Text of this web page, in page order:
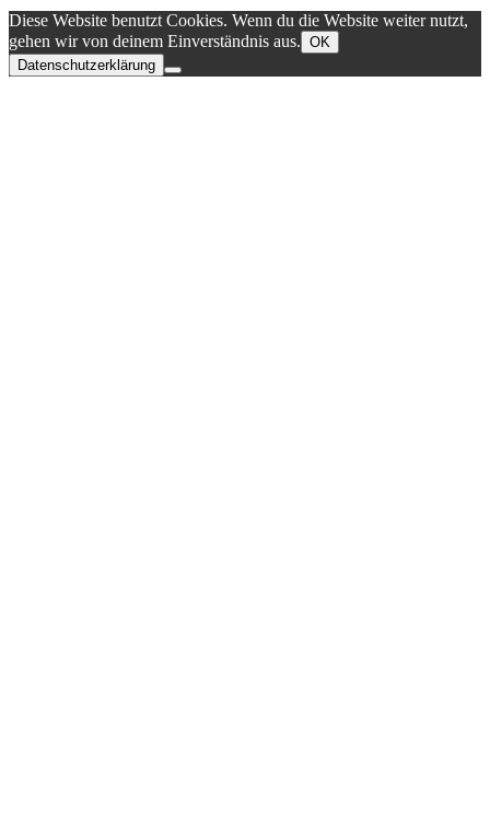
Diese Website benutzt Cookies. Wenn du die Website weiter nutzt,
gehen wir von deinem Einverständnis aus. OK
Datenschutzerklärung